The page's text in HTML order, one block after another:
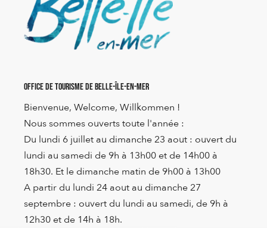
Office de Tourisme de Belle-Île-en-Mer
Bienvenue, Welcome, Willkommen !
Nous sommes ouverts toute l'année :
Du lundi 6 juillet au dimanche 23 aout : ouvert du
lundi au samedi de 9h à 13h00 et de 14h00 à
18h30. Et le dimanche matin de 9h00 à 13h00
A partir du lundi 24 aout au dimanche 27
septembre : ouvert du lundi au samedi, de 9h à
12h30 et de 14h à 18h.